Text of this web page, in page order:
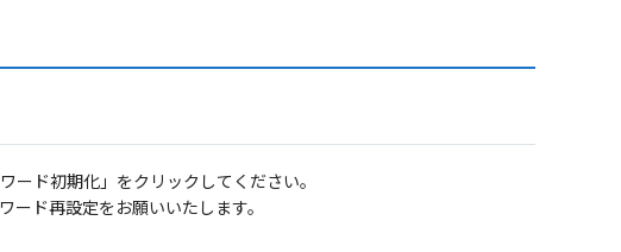
ド初期化」をクリックしてください。
ド再設定をお願いいたします。